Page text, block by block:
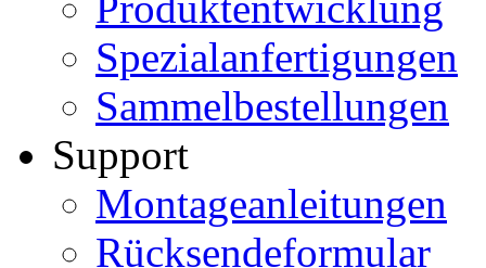
Spezialanfertigungen
Sammelbestellungen
Support
Montageanleitungen
Rücksendeformular